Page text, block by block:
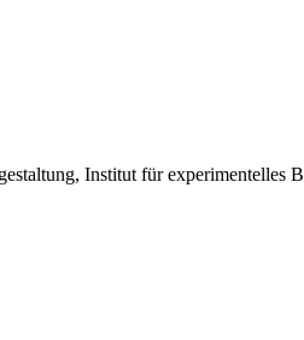
Institut für experimentelles